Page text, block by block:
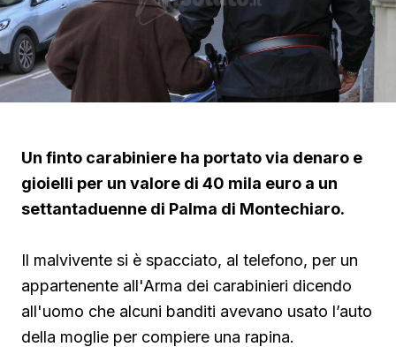
Un finto carabiniere ha portato via denaro e
gioielli per un valore di 40 mila euro a un
settantaduenne di Palma di Montechiaro.
Il malvivente si è spacciato, al telefono, per un
appartenente all'Arma dei carabinieri dicendo
all'uomo che alcuni banditi avevano usato l’auto
della moglie per compiere una rapina.